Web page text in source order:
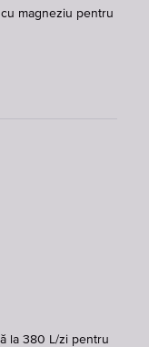
magneziu pentru
la 380 L/zi pentru